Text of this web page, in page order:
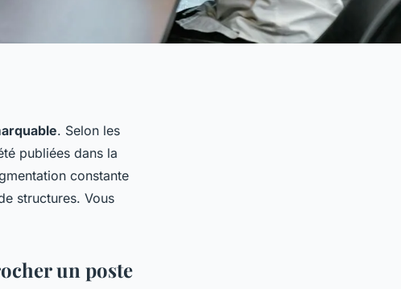
. Selon les
publiées dans la
constante
structures. Vous
un poste